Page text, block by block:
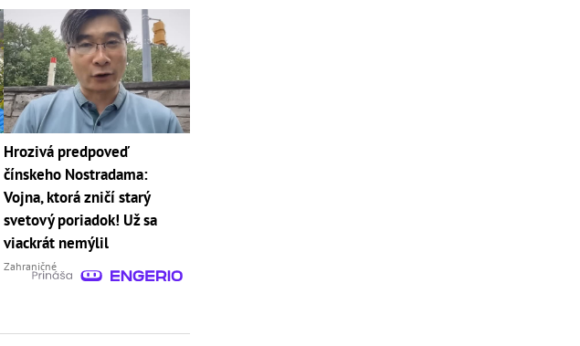
Hrozivá predpoveď
čínskeho Nostradama:
Vojna, ktorá zničí starý
svetový poriadok! Už sa
viackrát nemýlil
Zahraničné